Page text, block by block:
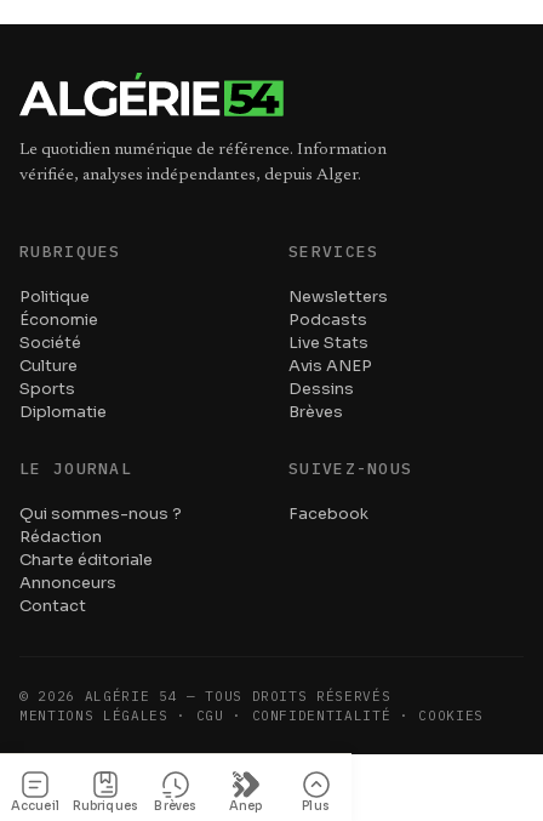
Le quotidien numérique de référence. Information
vérifiée, analyses indépendantes, depuis Alger.
RUBRIQUES
Politique
Économie
Société
Culture
Sports
Diplomatie
SERVICES
Newsletters
Podcasts
Live Stats
Avis ANEP
Dessins
Brèves
LE JOURNAL
Qui sommes-nous ?
Rédaction
Charte éditoriale
Annonceurs
Contact
SUIVEZ-NOUS
Facebook
© 2026
ALGÉRIE 54 — TOUS DROITS RÉSERVÉS
MENTIONS LÉGALES · CGU · CONFIDENTIALITÉ · COOKIES
Accueil Rubriques Brèves Anep Plus